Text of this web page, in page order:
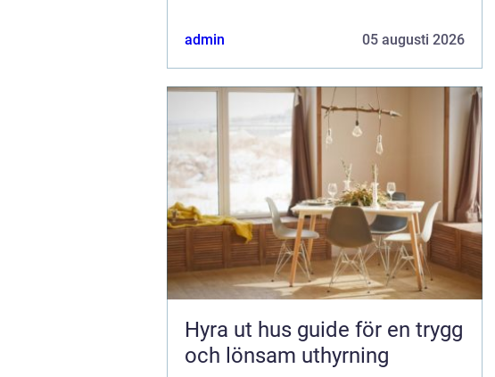
admin 05 augusti 2026
Hyra ut hus guide för en trygg
och lönsam uthyrning